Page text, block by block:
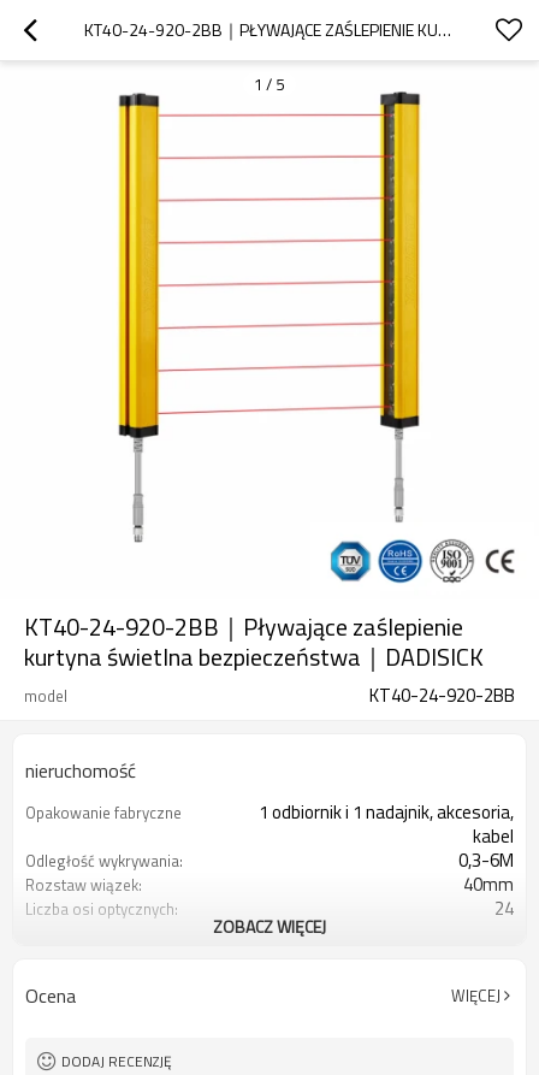
KT40-24-920-2BB｜PŁYWAJĄCE ZAŚLEPIENIE KURTYNA ŚWIETLNA BEZPIECZEŃSTWA｜DADISICK
1 / 5
KT40-24-920-2BB｜Pływające zaślepienie
kurtyna świetlna bezpieczeństwa｜DADISICK
model KT40-24-920-2BB
nieruchomość
Opakowanie fabryczne
1 odbiornik i 1 nadajnik, akcesoria,
kabel
Odległość wykrywania: 0,3-6M
Rozstaw wiązek: 40mm
Liczba osi optycznych: 24
Wtyczka interfejsu Wyposażony w złącze M8
ZOBACZ WIĘCEJ
Ocena WIĘCEJ
DODAJ RECENZJĘ